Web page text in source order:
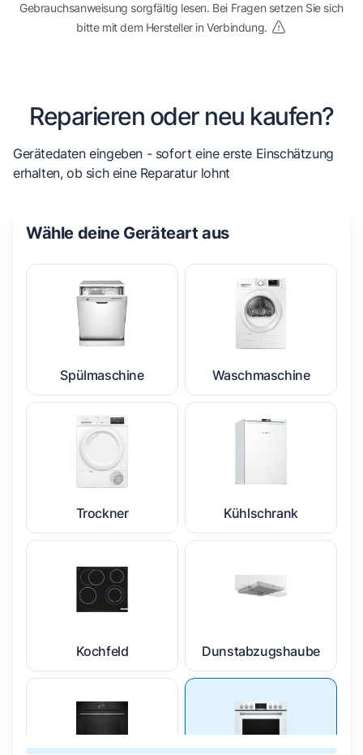
Gebrauchsanweisung sorgfältig lesen. Bei Fragen setzen Sie sich
bitte mit dem Hersteller in Verbindung.
Reparieren oder neu kaufen?
Gerätedaten eingeben - sofort eine erste Einschätzung
erhalten, ob sich eine Reparatur lohnt
Wähle deine Geräteart aus
Spülmaschine Waschmaschine
Trockner Kühlschrank
Kochfeld Dunstabzugshaube